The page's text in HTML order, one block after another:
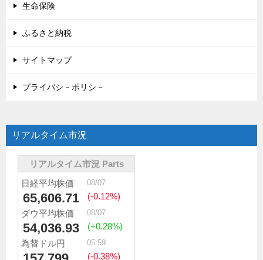
生命保険
ふるさと納税
サイトマップ
プライバシ－ポリシ－
リアルタイム市況